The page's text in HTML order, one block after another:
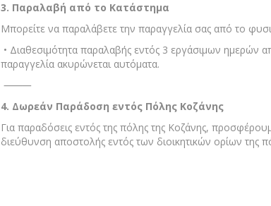
3. Παραλαβή από το Κατάστημα
Μπορείτε να παραλάβετε την παραγγελία σας από το
• Διαθεσιμότητα παραλαβής εντός 3 εργάσιμων ημερών
παραγγελία ακυρώνεται αυτόματα.
⸻
4. Δωρεάν Παράδοση εντός Πόλης Κοζάνης
Για παραδόσεις εντός της πόλης της Κοζάνης,
διεύθυνση αποστολής εντός των διοικητικών ορίων της